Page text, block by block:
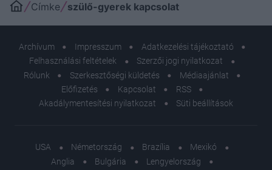
Címke szülő-gyerek kapcsolat
Archívum Impresszum
Adatkezelési tájékoztató
Felhasználási feltételek
Szerzői jogi nyilatkozat
Rólunk
Szerkesztőségi küldetés
Médiaajánlat
Előfizetés
Kapcsolat
RSS
Akadálymentesítési nyilatkozat
Süti beállítások
USA Németország Brazília
Mexikó
Anglia
Bulgária
Lengyelország